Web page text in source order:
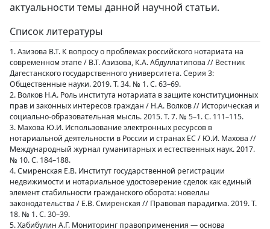
актуальности темы данной научной статьи.
Список литературы
1. Азизова В.Т. К вопросу о проблемах российского нотариата на
современном этапе / В.Т. Азизова, К.А. Абдуллатипова // Вестник
Дагестанского государственного университета. Серия 3:
Общественные науки. 2019. Т. 34. № 1. С. 63–69.
2. Волков Н.А. Роль института нотариата в защите конституционных
прав и законных интересов граждан / Н.А. Волков // Историческая и
социально-образовательная мысль. 2015. Т. 7. № 5–1. С. 111–115.
3. Махова Ю.И. Использование электронных ресурсов в
нотариальной деятельности в России и странах ЕС / Ю.И. Махова //
Международный журнал гуманитарных и естественных наук. 2017.
№ 10. С. 184–188.
4. Смиренская Е.В. Институт государственной регистрации
недвижимости и нотариальное удостоверение сделок как единый
элемент стабильности гражданского оборота: новеллы
законодательства / Е.В. Смиренская // Правовая парадигма. 2019. Т.
18. № 1. С. 30–39.
5. Хабибулин А.Г. Мониторинг правоприменения — основа